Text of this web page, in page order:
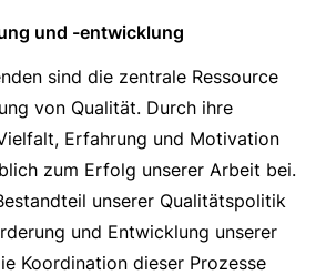
und -entwicklung
sind die zentrale Ressource
von Qualität. Durch ihre
Erfahrung und Motivation
zum Erfolg unserer Arbeit bei.
unserer Qualitätspolitik
und Entwicklung unserer
Koordination dieser Prozesse